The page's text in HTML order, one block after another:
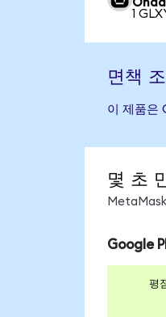
1
면책
이 제품은
몇 초
Google
평